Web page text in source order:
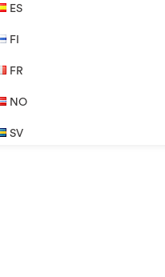
ES
FI
FR
NO
SV